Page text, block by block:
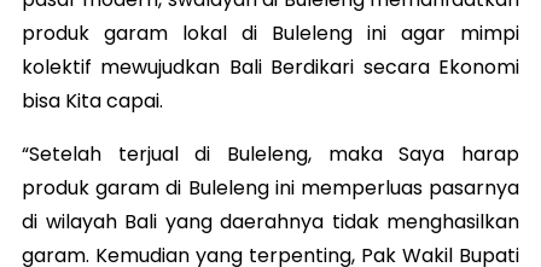
produk garam lokal di Buleleng ini agar mimpi
kolektif mewujudkan Bali Berdikari secara Ekonomi
bisa Kita capai.
“Setelah terjual di Buleleng, maka Saya harap
produk garam di Buleleng ini memperluas pasarnya
di wilayah Bali yang daerahnya tidak menghasilkan
garam. Kemudian yang terpenting, Pak Wakil Bupati